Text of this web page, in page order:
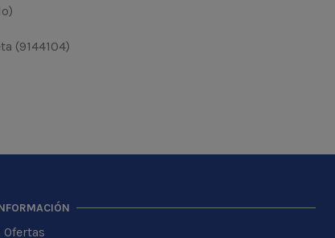
(9144104)
Ofertas